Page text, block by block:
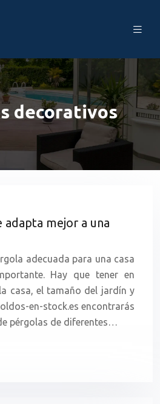
decorativos
adapta mejor a una
adecuada para una casa
Hay que tener en
casa, el tamaño del jardín y
en-stock.es encontrarás
pérgolas de diferentes…